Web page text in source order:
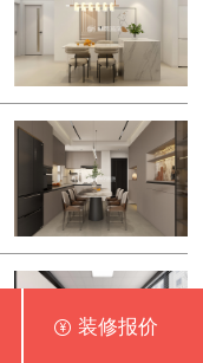
 装修报价